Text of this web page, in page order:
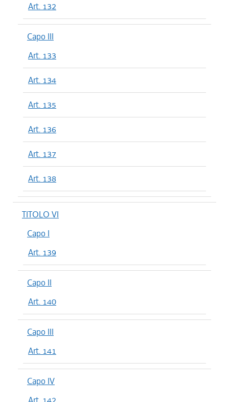
Art. 132
Capo III
Art. 133
Art. 134
Art. 135
Art. 136
Art. 137
Art. 138
TITOLO VI
Capo I
Art. 139
Capo II
Art. 140
Capo III
Art. 141
Capo IV